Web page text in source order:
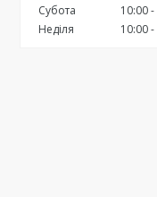
Субота
10:00
Неділя
10:00